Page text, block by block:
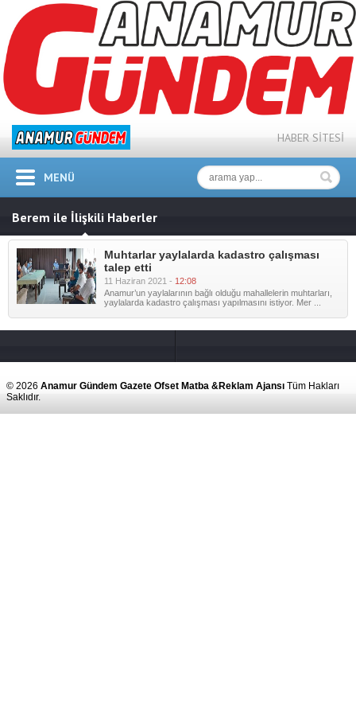
HABER SİTESİ
MENÜ
Berem ile İlişkili Haberler
Muhtarlar yaylalarda kadastro çalışması
talep etti
11 Haziran 2021 - 12:08
Anamur’un yaylalarının bağlı olduğu mahallelerin muhtarları,
yaylalarda kadastro çalışması yapılmasını istiyor. Mer ...
© 2026 Anamur Gündem Gazete Ofset Matba &Reklam Ajansı Tüm Hakları
Saklıdır.